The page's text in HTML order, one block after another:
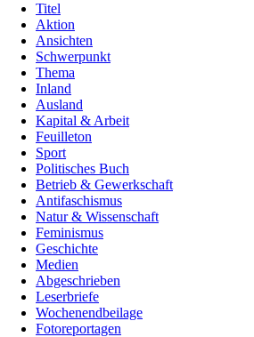
Titel
Aktion
Ansichten
Schwerpunkt
Thema
Inland
Ausland
Kapital & Arbeit
Feuilleton
Sport
Politisches Buch
Betrieb & Gewerkschaft
Antifaschismus
Natur & Wissenschaft
Feminismus
Geschichte
Medien
Abgeschrieben
Leserbriefe
Wochenendbeilage
Fotoreportagen